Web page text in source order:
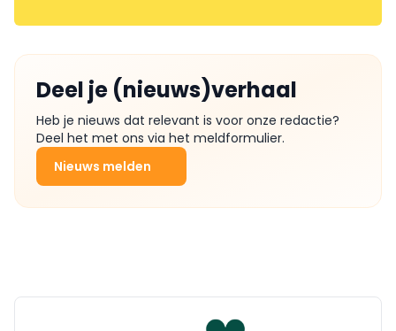
Deel je (nieuws)verhaal
Heb je nieuws dat relevant is voor onze redactie?
Deel het met ons via het meldformulier.
Nieuws melden